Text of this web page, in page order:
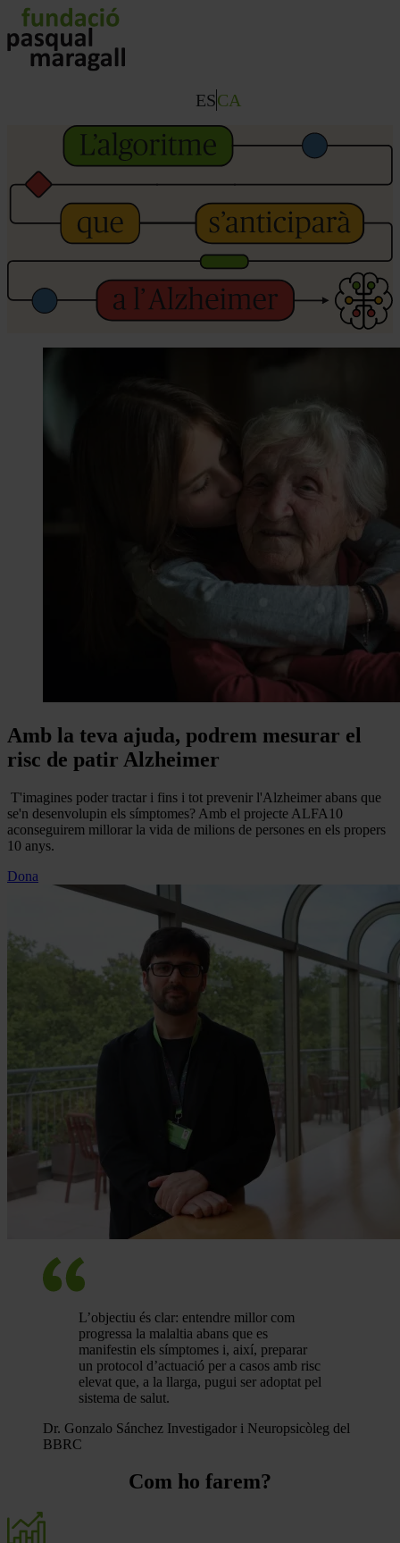
Vés
al
contingut
ESCA
Amb la teva ajuda, podrem mesurar el
risc de patir Alzheimer
T'imagines poder tractar i fins i tot prevenir l'Alzheimer abans que
se'n desenvolupin els símptomes? Amb el projecte ALFA10
aconseguirem millorar la vida de milions de persones en els propers
10 anys.
Dona
L’objectiu és clar: entendre millor com
progressa la malaltia abans que es
manifestin els símptomes i, així, preparar
un protocol d’actuació per a casos amb risc
elevat que, a la llarga, pugui ser adoptat pel
sistema de salut.
Dr. Gonzalo Sánchez Investigador i Neuropsicòleg del
BBRC
Com ho farem?